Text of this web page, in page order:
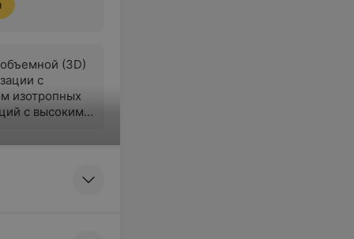
(3D)
с
изотропных
с высоким